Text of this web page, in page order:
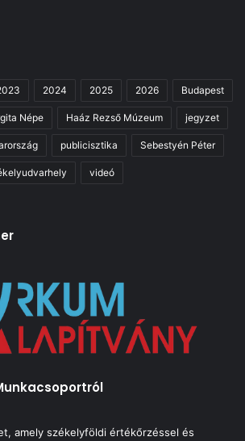
2024 2025 2026 Budapest
Népe Haáz Rezső Múzeum jegyzet
publicisztika Sebestyén Péter
videó
amely székelyföldi értékőrzéssel és